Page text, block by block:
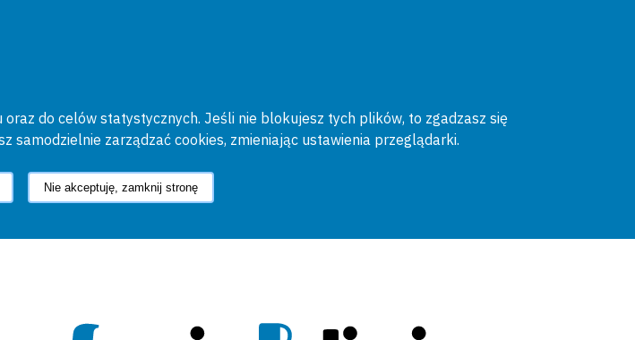
do celów statystycznych. Jeśli nie blokujesz tych plików, to zgadzasz się
samodzielnie zarządzać cookies, zmieniając ustawienia przeglądarki.
Nie akceptuję, zamknij stronę